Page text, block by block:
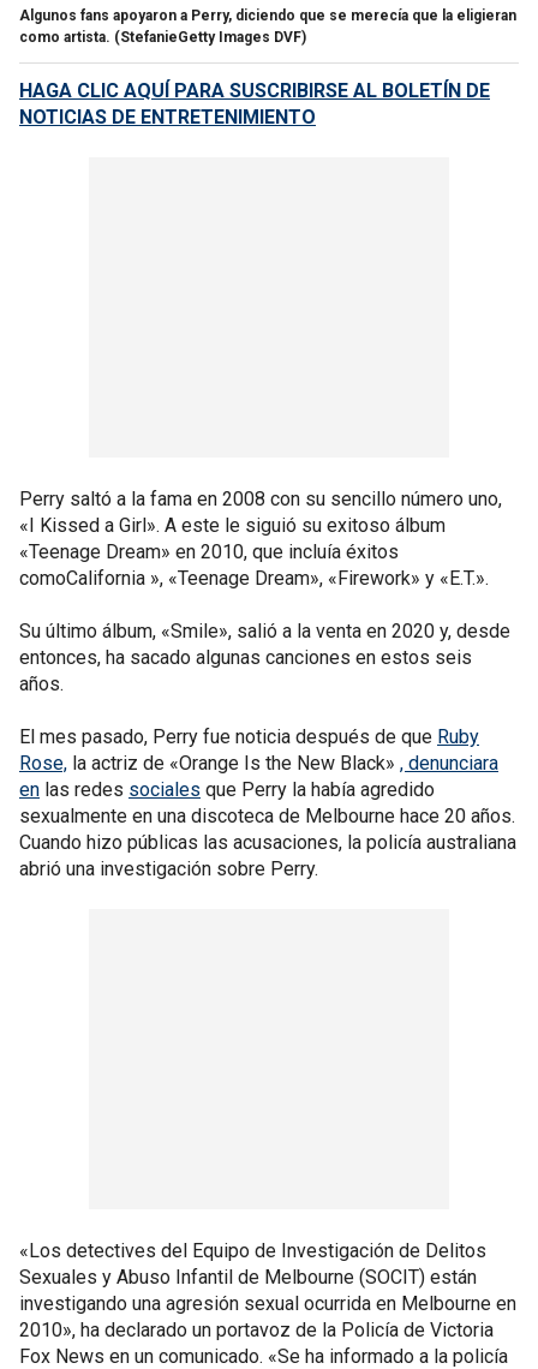
Algunos fans apoyaron a Perry, diciendo que se merecía que la eligieran
como artista. (StefanieGetty Images DVF)
HAGA CLIC AQUÍ PARA SUSCRIBIRSE AL BOLETÍN DE
NOTICIAS DE ENTRETENIMIENTO
Perry saltó a la fama en 2008 con su sencillo número uno,
«I Kissed a Girl». A este le siguió su exitoso álbum
«Teenage Dream» en 2010, que incluía éxitos
comoCalifornia », «Teenage Dream», «Firework» y «E.T.».
Su último álbum, «Smile», salió a la venta en 2020 y, desde
entonces, ha sacado algunas canciones en estos seis
años.
El mes pasado, Perry fue noticia después de que Ruby
Rose, la actriz de «Orange Is the New Black» , denunciara
en las redes sociales que Perry la había agredido
sexualmente en una discoteca de Melbourne hace 20 años.
Cuando hizo públicas las acusaciones, la policía australiana
abrió una investigación sobre Perry.
«Los detectives del Equipo de Investigación de Delitos
Sexuales y Abuso Infantil de Melbourne (SOCIT) están
investigando una agresión sexual ocurrida en Melbourne en
2010», ha declarado un portavoz de la Policía de Victoria
Fox News en un comunicado. «Se ha informado a la policía